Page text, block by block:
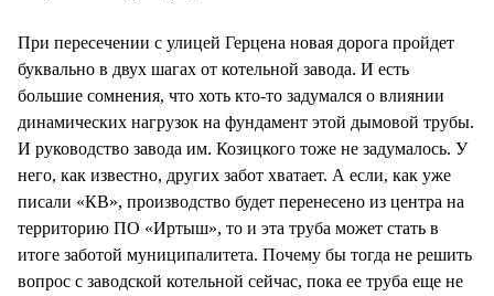
При пересечении с улицей Герцена новая дорога пройдет
буквально в двух шагах от котельной завода. И есть
большие сомнения, что хоть кто-то задумался о влиянии
динамических нагрузок на фундамент этой дымовой трубы.
И руководство завода им. Козицкого тоже не задумалось. У
него, как известно, других забот хватает. А если, как уже
писали «КВ», производство будет перенесено из центра на
территорию ПО «Иртыш», то и эта труба может стать в
итоге заботой муниципалитета. Почему бы тогда не решить
вопрос с заводской котельной сейчас, пока ее труба еще не